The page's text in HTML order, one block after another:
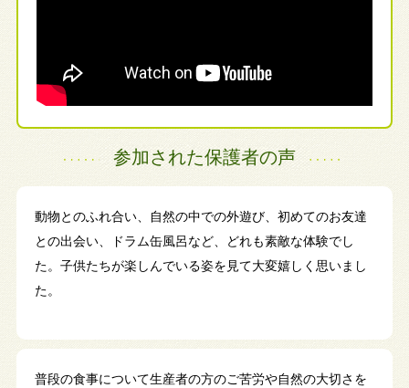
参加された保護者の声
動物とのふれ合い、自然の中での外遊び、初めてのお友達
との出会い、ドラム缶風呂など、どれも素敵な体験でし
た。子供たちが楽しんでいる姿を見て大変嬉しく思いまし
た。
普段の食事について生産者の方のご苦労や自然の大切さを